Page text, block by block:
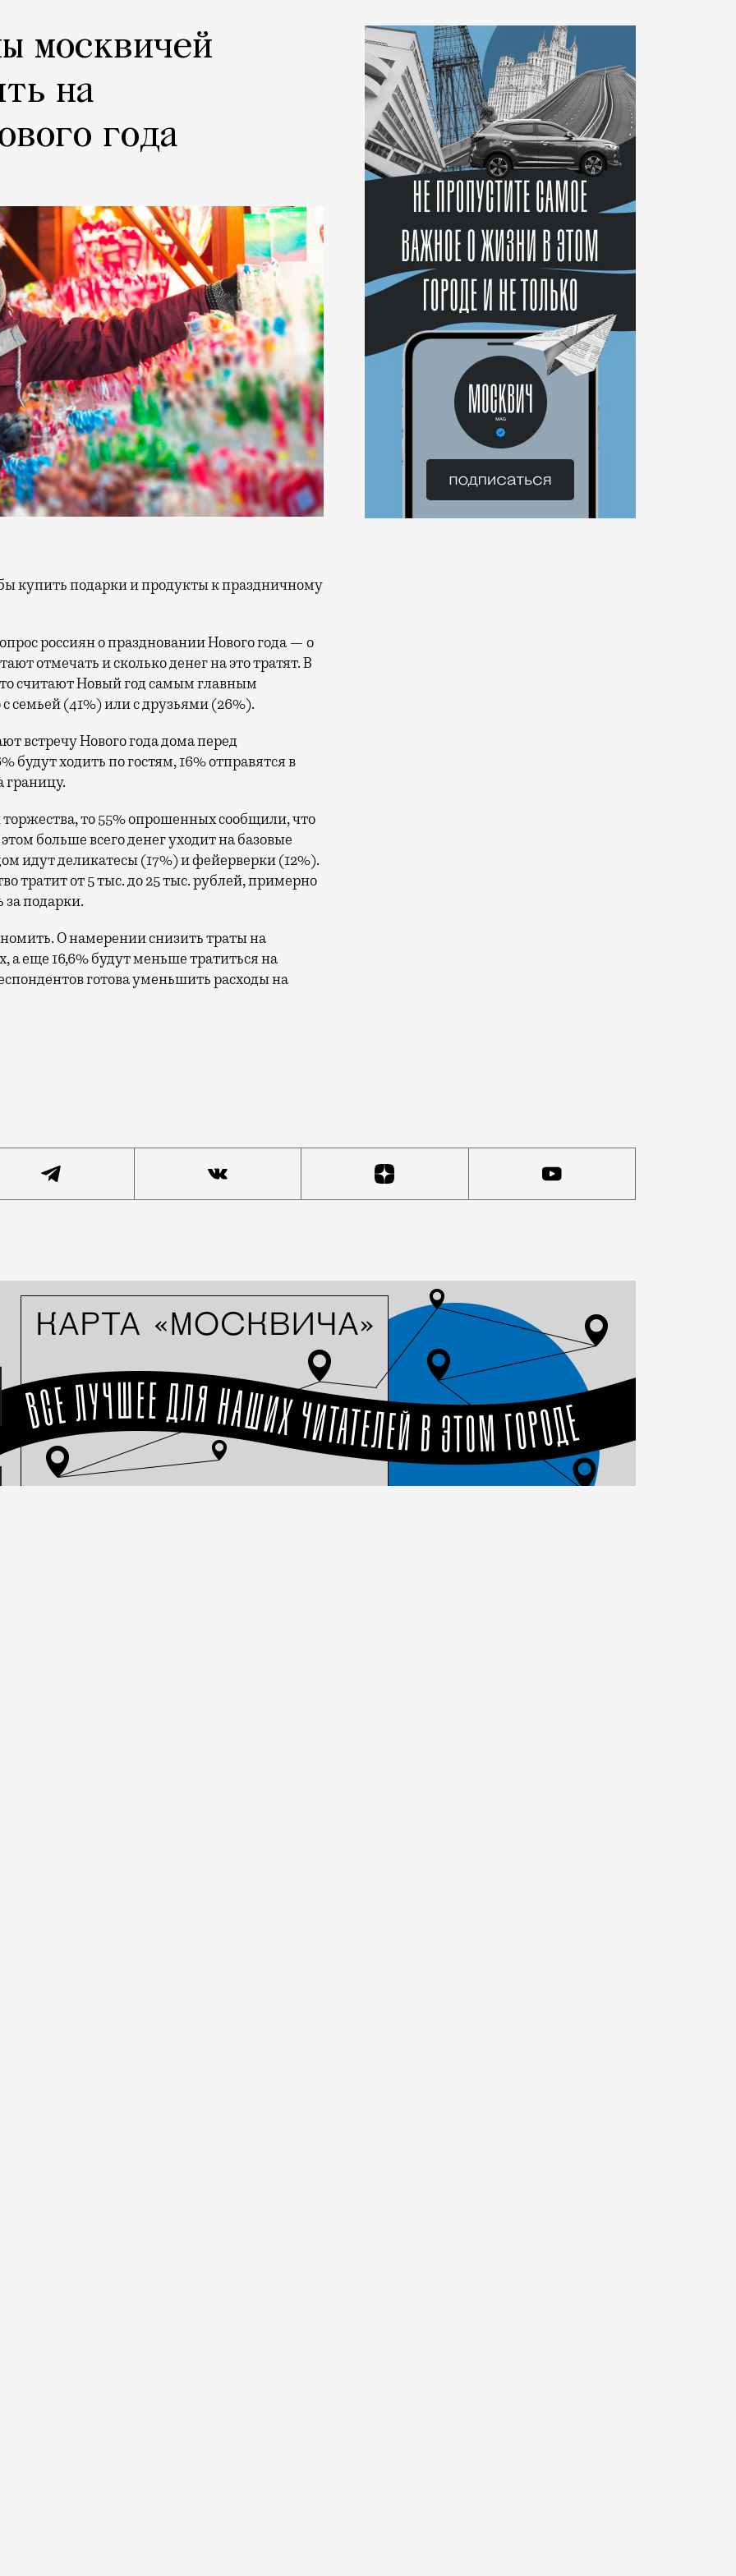
москвичей
на
года
россиян о праздновании Нового года — о
отмечать и сколько денег на это тратят. В
считают Новый год самым главным
семьей (41%) или с друзьями (26%).
встречу Нового года дома перед
будут ходить по гостям, 16% отправятся в
границу.
то 55% опрошенных сообщили, что
больше всего денег уходит на базовые
идут деликатесы (17%) и фейерверки (12%).
тратит от 5 тыс. до 25 тыс. рублей, примерно
подарки.
О намерении снизить траты на
еще 16,6% будут меньше тратиться на
готова уменьшить расходы на
подарки и продукты к праздничному столу. «АльфаСтрахование» провело большой опрос россиян о